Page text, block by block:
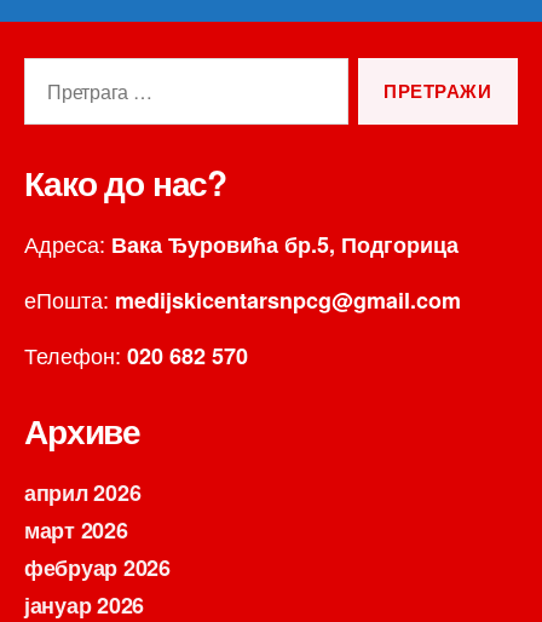
Како до нас?
Адреса: Вака Ђуровића бр.5, Подгорица
еПошта: medijskicentarsnpcg@gmail.com
Телефон: 020 682 570
Архиве
април 2026
март 2026
фебруар 2026
јануар 2026